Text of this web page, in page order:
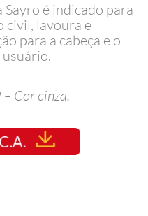
Sayro é indicado para
civil, lavoura e
para a cabeça e o
Cor cinza.